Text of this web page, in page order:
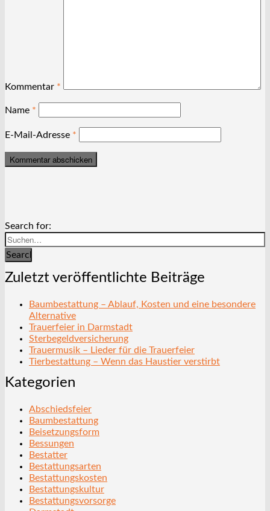
Kommentar *
Name *
E-Mail-Adresse *
Search for:
Search
Zuletzt veröffentlichte Beiträge
Baumbestattung – Ablauf, Kosten und eine besondere
Alternative
Trauerfeier in Darmstadt
Sterbegeldversicherung
Trauermusik – Lieder für die Trauerfeier
Tierbestattung – Wenn das Haustier verstirbt
Kategorien
Abschiedsfeier
Baumbestattung
Beisetzungsform
Bessungen
Bestatter
Bestattungsarten
Bestattungskosten
Bestattungskultur
Bestattungsvorsorge